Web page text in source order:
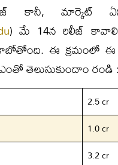
కానీ, మార్కెట్
) మే 14న రిలీజ్
ఈ క్రమంలో ఈ
తెలుసుకుందాం రండి :
2.5 cr
1.0 cr
3.2 cr